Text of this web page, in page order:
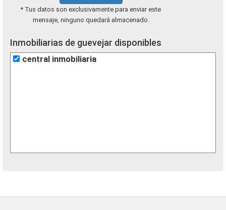
* Tus datos son exclusivamente para enviar este
mensaje, ninguno quedará almacenado.
Inmobiliarias de guevejar disponibles
central inmobiliaria